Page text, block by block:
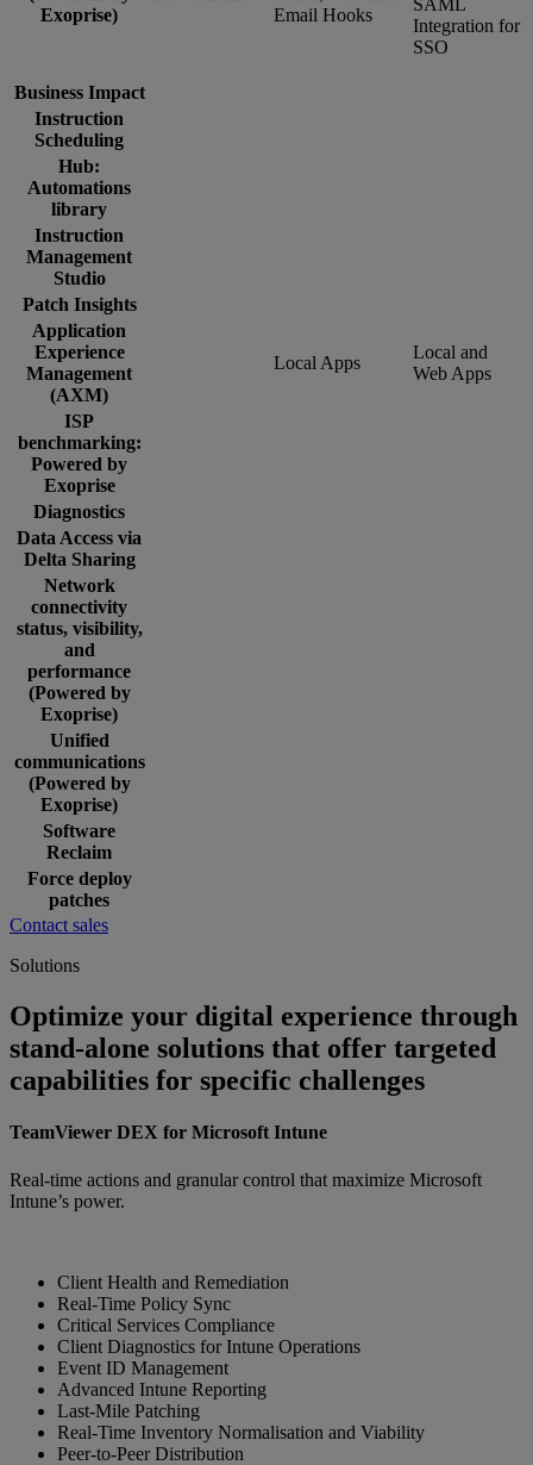
Exoprise)
Email Hooks
SAML
Integration for
SSO
Business Impact
Instruction
Scheduling
Hub:
Automations
library
Instruction
Management
Studio
Patch Insights
Application
Experience
Management
(AXM)
Local Apps
Local and
Web Apps
ISP
benchmarking:
Powered by
Exoprise
Diagnostics
Data Access via
Delta Sharing
Network
connectivity
status, visibility,
and
performance
(Powered by
Exoprise)
Unified
communications
(Powered by
Exoprise)
Software
Reclaim
Force deploy
patches
Contact sales
Solutions
Optimize your digital experience through
stand-alone solutions that offer targeted
capabilities for specific challenges
TeamViewer DEX for Microsoft Intune
Real-time actions and granular control that maximize Microsoft
Intune’s power.
Client Health and Remediation
Real-Time Policy Sync
Critical Services Compliance
Client Diagnostics for Intune Operations
Event ID Management
Advanced Intune Reporting
Last-Mile Patching
Real-Time Inventory Normalisation and Viability
Peer-to-Peer Distribution